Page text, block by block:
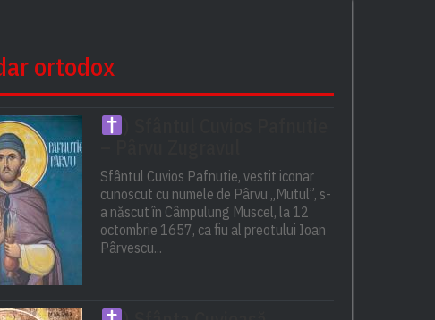
ortodox
Sfântul Cuvios Pafnutie, vestit iconar
cunoscut cu numele de Pârvu „Mutul”, s-
a născut în Câmpulung Muscel, la 12
octombrie 1657, ca fiu al preotului Ioan
Pârvescu...